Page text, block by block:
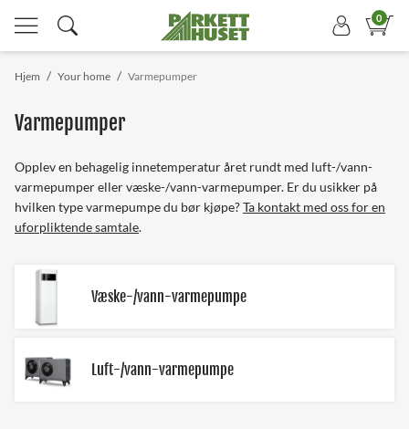
0
/
Hjem /
Your home Varmepumper
Varmepumper
Opplev en behagelig innetemperatur året rundt med luft-/vann-
varmepumper eller væske-/vann-varmepumper. Er du usikker på
hvilken type varmepumpe du bør kjøpe?Ta kontakt med oss for en
uforpliktende samtale.
Væske-/vann-varmepumpe
Luft-/vann-varmepumpe